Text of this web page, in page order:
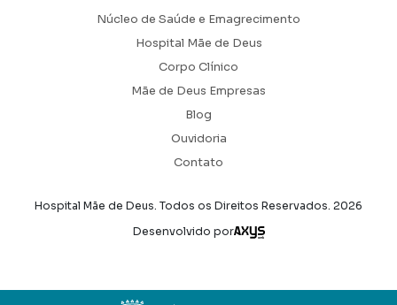
Núcleo de Saúde e Emagrecimento
Hospital Mãe de Deus
Corpo Clínico
Mãe de Deus Empresas
Blog
Ouvidoria
Contato
Hospital Mãe de Deus. Todos os Direitos Reservados. 2026
Desenvolvido por
Axysweb